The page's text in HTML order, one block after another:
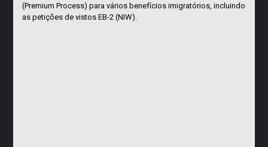
(Premium Process) para vários benefícios imigratórios, incluindo
as petições de vistos EB-2 (NIW).